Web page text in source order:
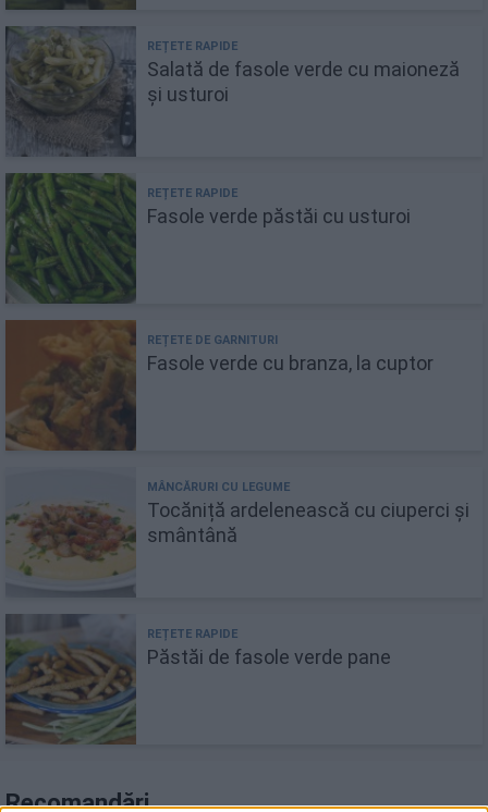
Salată de fasole verde cu maioneză
și usturoi
Fasole verde păstăi cu usturoi
Fasole verde cu branza, la cuptor
Tocăniță ardelenească cu ciuperci și
smântână
Păstăi de fasole verde pane
Recomandări